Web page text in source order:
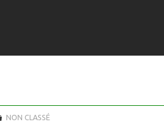
NON CLASSÉ